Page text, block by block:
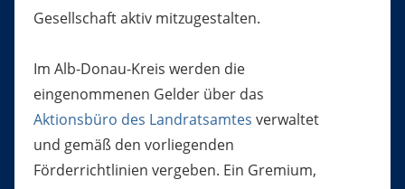
Gesellschaft aktiv mitzugestalten.
Im Alb-Donau-Kreis werden die
eingenommenen Gelder über das
Aktionsbüro des Landratsamtes verwaltet
und gemäß den vorliegenden
Förderrichtlinien vergeben. Ein Gremium,